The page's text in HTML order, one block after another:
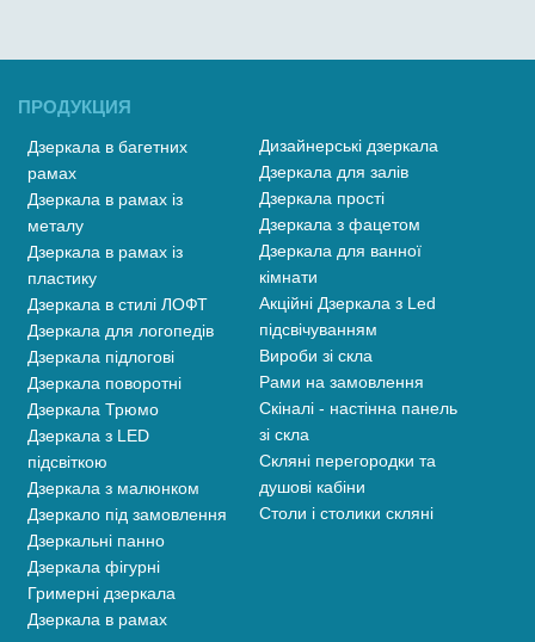
ПРОДУКЦИЯ
Дзеркала в багетних
рамах
Дзеркала в рамах із
металу
Дзеркала в рамах із
пластику
Дзеркала в стилі ЛОФТ
Дзеркала для логопедів
Дзеркала підлогові
Дзеркала поворотні
Дзеркала Трюмо
Дзеркала з LED
підсвіткою
Дзеркала з малюнком
Дзеркало під замовлення
Дзеркальні панно
Дзеркала фігурні
Гримерні дзеркала
Дзеркала в рамах
Дизайнерські дзеркала
Дзеркала для залів
Дзеркала прості
Дзеркала з фацетом
Дзеркала для ванної
кімнати
Акційні Дзеркала з Led
підсвічуванням
Вироби зі скла
Рами на замовлення
Скіналі - настінна панель
зі скла
Скляні перегородки та
душові кабіни
Столи і столики скляні